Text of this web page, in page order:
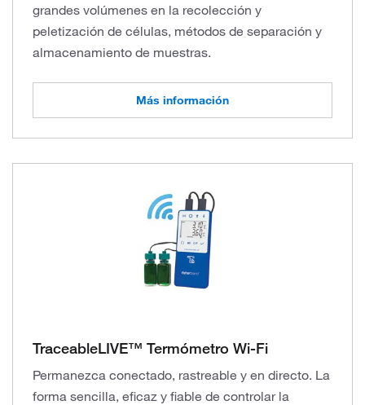
grandes volúmenes en la recolección y
peletización de células, métodos de separación y
almacenamiento de muestras.
Más información
TraceableLIVE™ Termómetro Wi- Fi
Permanezca conectado, rastreable y en directo. La
forma sencilla, eficaz y fiable de controlar la